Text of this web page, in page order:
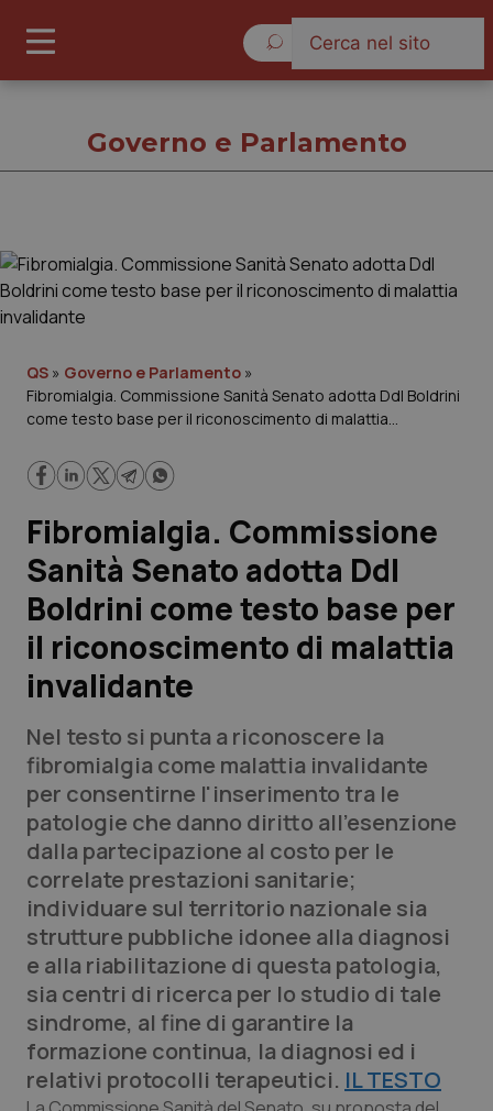
Cronache
Governo e Parlamento
Regioni e Asl
Lavoro e Professioni
Scienza e Farmaci
Studi e Analisi
Lettere al direttore
QS Pro
Professionisti Sanitari.AI
Abruzzo
Basilicata
Calabria
Campania
QS Pro Gold
Artrite & artrosi
Asma & BPCO
Car-T
QS Club Newsletter
Governo e Parlamento
QS » Governo e Parlamento »
Fibromialgia. Commissione Sanità Senato adotta Ddl Boldrini
come testo base per il riconoscimento di malattia
Fibromialgia. Commissione
Sanità Senato adotta Ddl
Boldrini come testo base per
il riconoscimento di malattia
invalidante
Nel testo si punta a riconoscere la
fibromialgia come malattia invalidante
per consentirne l'inserimento tra le
patologie che danno diritto all'esenzione
dalla partecipazione al costo per le
correlate prestazioni sanitarie;
individuare sul territorio nazionale sia
strutture pubbliche idonee alla diagnosi
e alla riabilitazione di questa patologia,
sia centri di ricerca per lo studio di tale
sindrome, al fine di garantire la
formazione continua, la diagnosi ed i
relativi protocolli terapeutici. IL TESTO